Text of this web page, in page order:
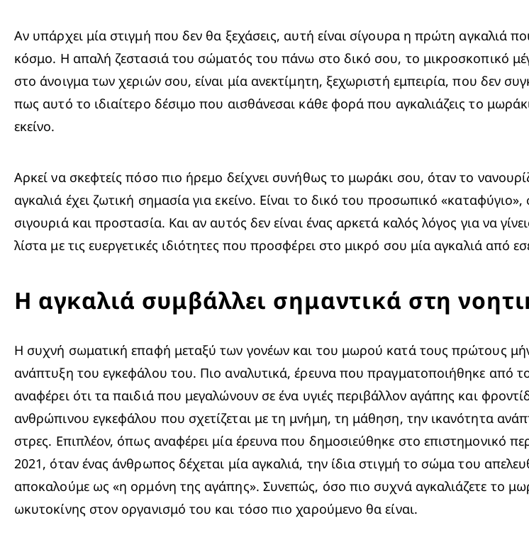
Αν υπάρχει μία στιγμή που δεν θα ξεχάσεις, αυτή είναι σίγουρα η πρώτη αγκαλιά
κόσμο. Η απαλή ζεστασιά του σώματός του πάνω στο δικό σου, το μικροσκοπικό
στο άνοιγμα των χεριών σου, είναι μία ανεκτίμητη, ξεχωριστή εμπειρία, που δεν
πως αυτό το ιδιαίτερο δέσιμο που αισθάνεσαι κάθε φορά που αγκαλιάζεις το
εκείνο.
Αρκεί να σκεφτείς πόσο πιο ήρεμο δείχνει συνήθως το μωράκι σου, όταν το
αγκαλιά έχει ζωτική σημασία για εκείνο. Είναι το δικό του προσωπικό
σιγουριά και προστασία. Και αν αυτός δεν είναι ένας αρκετά καλός λόγος για να
λίστα με τις ευεργετικές ιδιότητες που προσφέρει στο μικρό σου μία αγκαλιά από
Η αγκαλιά συμβάλλει σημαντικά στη
Η συχνή σωματική επαφή μεταξύ των γονέων και του μωρού κατά τους πρώτους
ανάπτυξη του εγκεφάλου του. Πιο αναλυτικά, έρευνα που πραγματοποιήθηκε
αναφέρει ότι τα παιδιά που μεγαλώνουν σε ένα υγιές περιβάλλον αγάπης και
ανθρώπινου εγκεφάλου που σχετίζεται με τη μνήμη, τη μάθηση, την ικανότητα
στρες. Επιπλέον, όπως αναφέρει μία έρευνα που δημοσιεύθηκε στο επιστημονικό
2021, όταν ένας άνθρωπος δέχεται μία αγκαλιά, την ίδια στιγμή το σώμα του
αποκαλούμε ως «η ορμόνη της αγάπης». Συνεπώς, όσο πιο συχνά αγκαλιάζετε το
ωκυτοκίνης στον οργανισμό του και τόσο πιο χαρούμενο θα είναι.